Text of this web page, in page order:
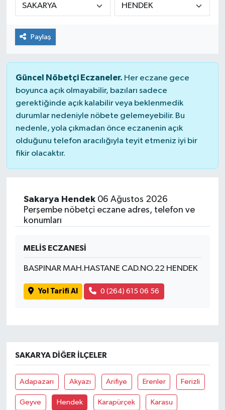
Paylaş
Güncel Nöbetçi Eczaneler. Her eczane gece
boyunca açık olmayabilir, bazıları sadece
gerektiğinde açık kalabilir veya beklenmedik
durumlar nedeniyle nöbete gelemeyebilir. Bu
nedenle, yola çıkmadan önce eczanenin açık
olduğunu telefon aracılığıyla teyit etmeniz iyi bir
fikir olacaktır.
Sakarya Hendek06 Ağustos 2026
Perşembe nöbetçi eczane adres, telefon ve
konumları
MELİS ECZANESİ
BASPINAR MAH.HASTANE CAD.NO.22 HENDEK
Yol Tarifi Al 0 (264) 615 06 56
SAKARYA DIĞER İLÇELER
Adapazarı Akyazı Arifiye Erenler Ferizli
Geyve Hendek Karapürçek Karasu